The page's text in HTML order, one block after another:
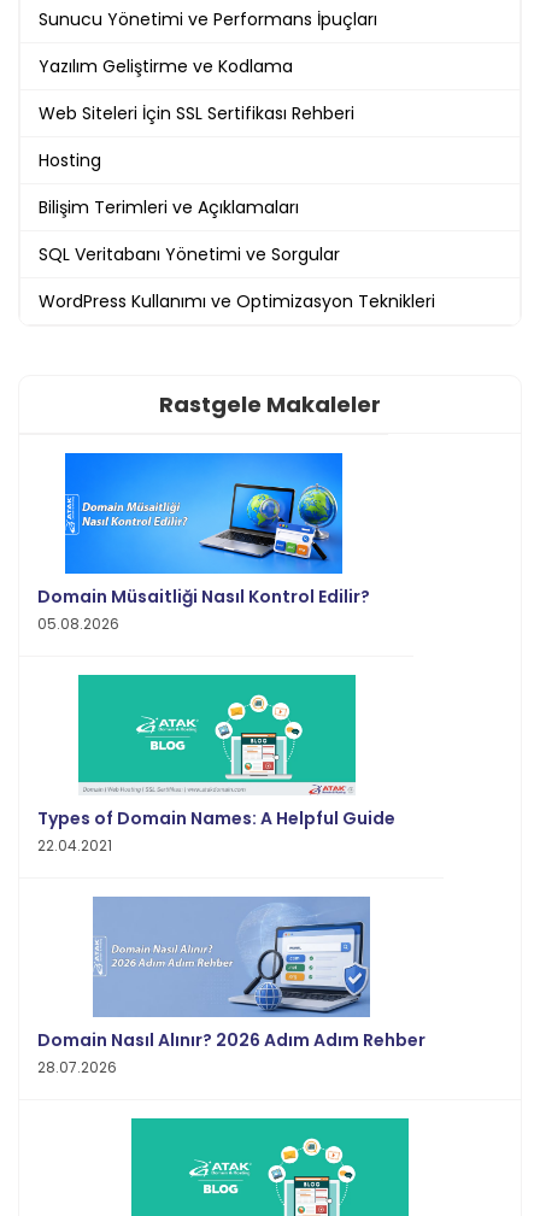
Sunucu Yönetimi ve Performans İpuçları
Yazılım Geliştirme ve Kodlama
Web Siteleri İçin SSL Sertifikası Rehberi
Hosting
Bilişim Terimleri ve Açıklamaları
SQL Veritabanı Yönetimi ve Sorgular
WordPress Kullanımı ve Optimizasyon Teknikleri
Rastgele Makaleler
Domain Müsaitliği Nasıl Kontrol Edilir?
05.08.2026
Types of Domain Names: A Helpful Guide
22.04.2021
Domain Nasıl Alınır? 2026 Adım Adım Rehber
28.07.2026